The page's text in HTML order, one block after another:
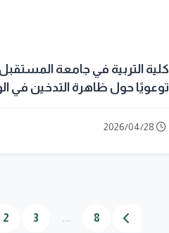
كلية التربية في جامعة
توعويًا حول ظاهرة التدخين في
2026/04/28
2 3 ... 8